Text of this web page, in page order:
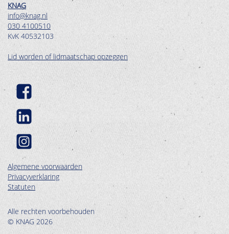
KNAG
info@knag.nl
030 4100510
KvK 40532103
Lid worden of lidmaatschap opzeggen
Algemene voorwaarden
Privacyverklaring
Statuten
Alle rechten voorbehouden
© KNAG 2026